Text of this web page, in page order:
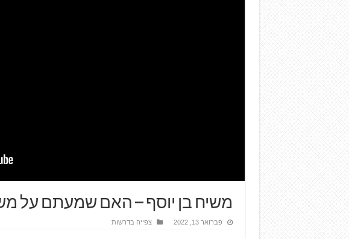
משיח בן יוסף – האם שמעתם על
פברואר 13, 2022 צפייה בדרשות